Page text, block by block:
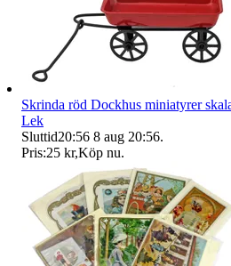
Ersättning om varan inte är som
Skrinda röd Dockhus miniatyrer
Lek
Sluttid20:56 8 aug 20:56.
Pris:25 kr,Köp nu.